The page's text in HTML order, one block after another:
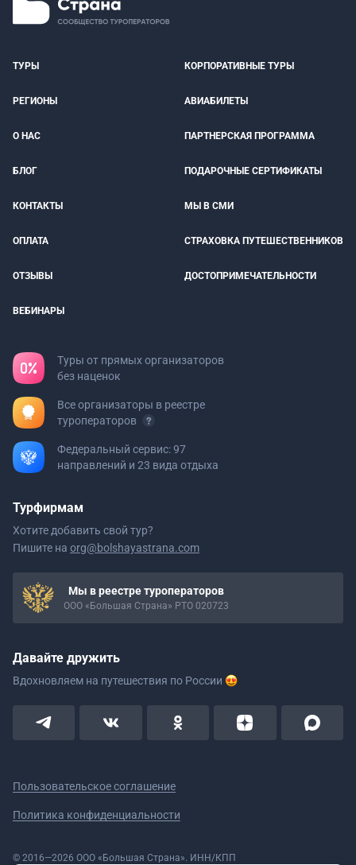
ТУРЫ КОРПОРАТИВНЫЕ ТУРЫ
РЕГИОНЫ АВИАБИЛЕТЫ
О НАС ПАРТНЕРСКАЯ ПРОГРАММА
БЛОГ ПОДАРОЧНЫЕ СЕРТИФИКАТЫ
КОНТАКТЫ МЫ В СМИ
ОПЛАТА СТРАХОВКА ПУТЕШЕСТВЕННИКОВ
ОТЗЫВЫ ДОСТОПРИМЕЧАТЕЛЬНОСТИ
ВЕБИНАРЫ
Туры от прямых организаторов
без наценок
Все организаторы в реестре
туроператоров
Федеральный сервис: 97
направлений и 23 вида отдыха
Турфирмам
Хотите добавить свой тур?
Пишите на org@bolshayastrana.com
Мы в реестре туроператоров
ООО «Большая Страна» РТО 020723
Давайте дружить
Вдохновляем на путешествия по России
Пользовательское соглашение
Политика конфиденциальности
© 2016—2026 ООО «Большая Страна». ИНН/КПП